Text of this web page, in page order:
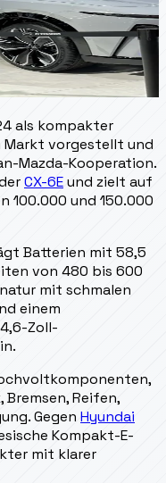
als kompakter
Markt vorgestellt und
Mazda-Kooperation.
CX-6Eund zielt auf
100.000 und 150.000
Batterien mit 58,5
von 480 bis 600
mit schmalen
einem
Zoll-
Reifen,
Gegen Hyundai
Kompakt-E-
mit klarer